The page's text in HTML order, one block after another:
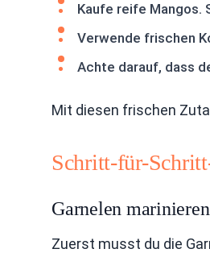
Kaufe reife Mangos.
Verwende frischen
Achte darauf, dass
Mit diesen frischen
Schritt-für-
Garnelen marinieren
Zuerst musst du die